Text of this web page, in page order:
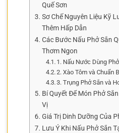
Quế Sơn
Sơ Chế Nguyên Liệu Kỹ
Thêm Hấp Dẫn
Các Bước Nấu Phở Sắn
Thơm Ngon
1. Nấu Nước Dùng
2. Xào Tôm và Chuẩn
3. Trụng Phở Sắn và
Bí Quyết Để Món Phở
Vị
Giá Trị Dinh Dưỡng Của
Lưu Ý Khi Nấu Phở Sắn